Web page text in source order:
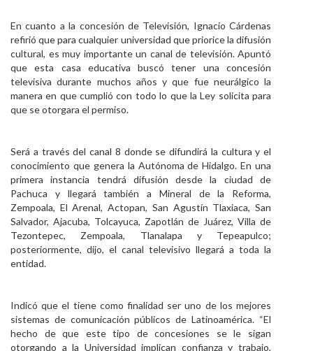
En cuanto a la concesión de Televisión, Ignacio Cárdenas
refirió que para cualquier universidad que priorice la difusión
cultural, es muy importante un canal de televisión. Apuntó
que esta casa educativa buscó tener una concesión
televisiva durante muchos años y que fue neurálgico la
manera en que cumplió con todo lo que la Ley solicita para
que se otorgara el permiso.
Será a través del canal 8 donde se difundirá la cultura y el
conocimiento que genera la Autónoma de Hidalgo. En una
primera instancia tendrá difusión desde la ciudad de
Pachuca y llegará también a Mineral de la Reforma,
Zempoala, El Arenal, Actopan, San Agustín Tlaxiaca, San
Salvador, Ajacuba, Tolcayuca, Zapotlán de Juárez, Villa de
Tezontepec, Zempoala, Tlanalapa y Tepeapulco;
posteriormente, dijo, el canal televisivo llegará a toda la
entidad.
Indicó que el tiene como finalidad ser uno de los mejores
sistemas de comunicación públicos de Latinoamérica. “El
hecho de que este tipo de concesiones se le sigan
otorgando a la Universidad implican confianza y trabajo,